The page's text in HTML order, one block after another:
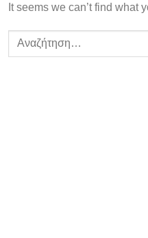
It seems we can’t find what